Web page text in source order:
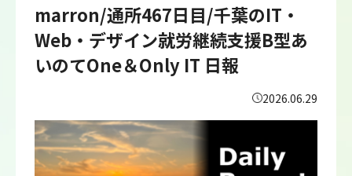
marron/通所467日目/千葉のIT・
Web・デザイン就労継続支援B型あ
いのてOne＆Only IT 日報
2026.06.29